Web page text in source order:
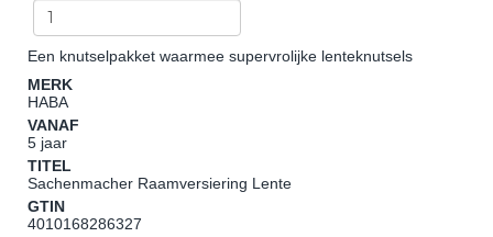
Een knutselpakket waarmee supervrolijke lenteknutsels
MERK
HABA
VANAF
5 jaar
TITEL
Sachenmacher Raamversiering Lente
GTIN
4010168286327